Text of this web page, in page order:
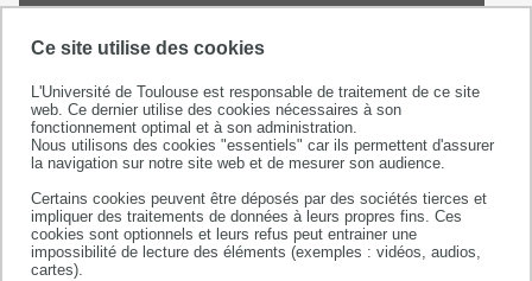
Ce site utilise des cookies
L'Université de Toulouse est responsable de traitement de ce site
web. Ce dernier utilise des cookies nécessaires à son
fonctionnement optimal et à son administration.
Nous utilisons des cookies "essentiels" car ils permettent d'assurer
la navigation sur notre site web et de mesurer son audience.
Certains cookies peuvent être déposés par des sociétés tierces et
impliquer des traitements de données à leurs propres fins. Ces
cookies sont optionnels et leurs refus peut entrainer une
impossibilité de lecture des éléments (exemples : vidéos, audios,
cartes).